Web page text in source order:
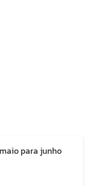
para junho